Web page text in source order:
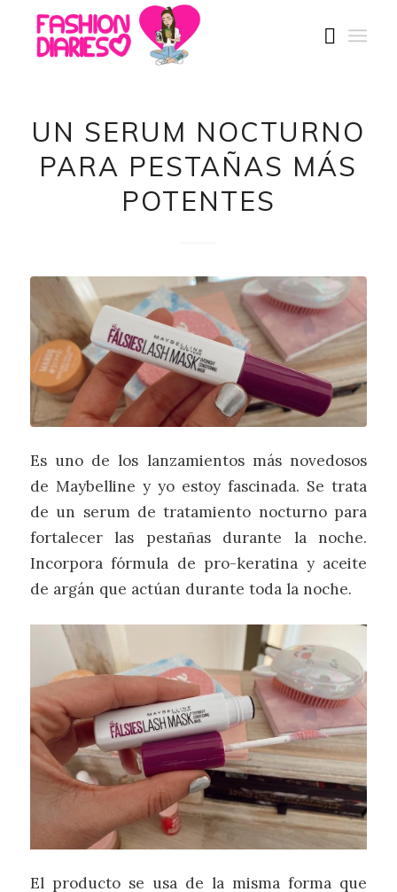
UN SERUM NOCTURNO
PARA PESTAÑAS MÁS
POTENTES
Es uno de los lanzamientos más novedosos
de Maybelline y yo estoy fascinada. Se trata
de un serum de tratamiento nocturno para
fortalecer las pestañas durante la noche.
Incorpora fórmula de pro-keratina y aceite
de argán que actúan durante toda la noche.
El producto se usa de la misma forma que